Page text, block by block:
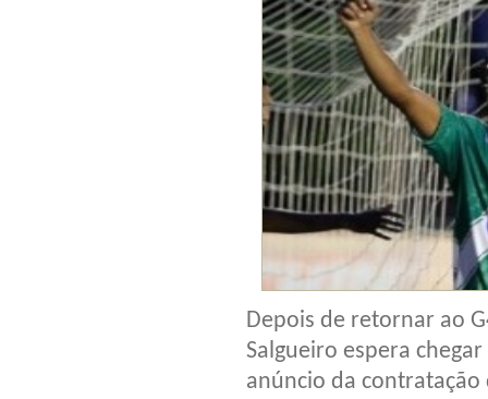
Depois de retornar ao
Salgueiro espera
anúncio da